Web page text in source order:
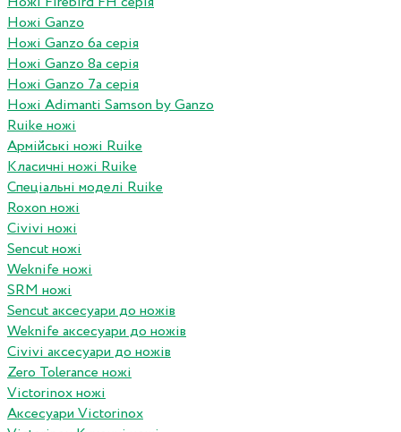
Ножі Ganzo
Ножі Ganzo 6а серія
Ножі Ganzo 8а серія
Ножі Ganzo 7а серія
Ножі Adimanti Samson by Ganzo
Ruike ножі
Армійські ножі Ruike
Класичні ножі Ruike
Спеціальні моделі Ruike
Roxon ножi
Civivi ножі
Sencut ножі
Weknife ножі
SRM ножі
Sencut аксесуари до ножів
Weknife аксесуари до ножів
Civivi аксесуари до ножів
Zero Tolerance ножі
Victorinox ножі
Аксесуари Victorinox